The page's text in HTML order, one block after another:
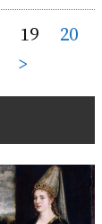
19
20
>